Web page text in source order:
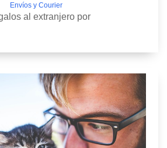
Envíos y Courier
al extranjero por